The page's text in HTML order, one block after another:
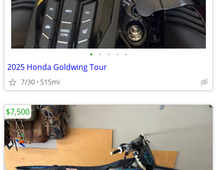
• • • • •
2025 Honda Goldwing Tour
7/30 515mi
$7,500